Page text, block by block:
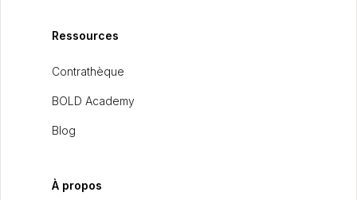
Ressources
Contrathèque
BOLD Academy
Blog
À propos